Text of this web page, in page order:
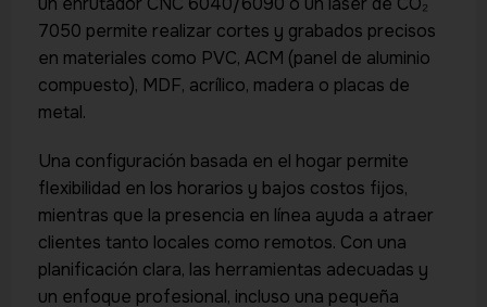
7050 permite realizar cortes y grabados precisos
en materiales como PVC, ACM (panel de aluminio
compuesto), MDF, acrílico, madera o placas de
metal.
Una configuración basada en el hogar permite
flexibilidad en los horarios y bajos costos fijos,
mientras que la presencia en línea ayuda a atraer
clientes tanto locales como remotos. Con una
planificación clara, las herramientas adecuadas y
un enfoque profesional, incluso una pequeña